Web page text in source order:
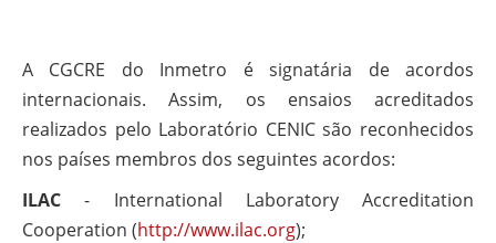
A CGCRE do Inmetro é signatária de acordos
internacionais. Assim, os ensaios acreditados
realizados pelo Laboratório CENIC são reconhecidos
nos países membros dos seguintes acordos:
ILAC - International Laboratory Accreditation
Cooperation (http://www.ilac.org);